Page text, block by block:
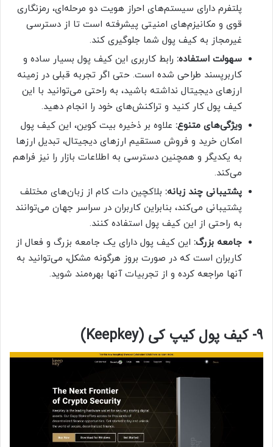
پلتفرم دارای سیستم‌های احراز هویت دو مرحله‌ای، رمزنگاری
قوی و مکانیزم‌های امنیتی پیشرفته است تا از دسترسی
غیرمجاز به کیف پول شما جلوگیری کند.
سهولت استفاده: رابط کاربری این کیف پول بسیار ساده و
کاربرپسند طراحی شده است. حتی اگر تجربه قبلی در زمینه
ارزهای دیجیتال نداشته باشید، به راحتی می‌توانید با این
کیف پول کار کنید و تراکنش‌های خود را انجام دهید.
ویژگی‌های متنوع: علاوه بر ذخیره بیت کوین، این کیف پول
امکان خرید و فروش مستقیم ارزهای دیجیتال، تبدیل ارزها
به یکدیگر و همچنین دسترسی به اطلاعات بازار را نیز فراهم
می‌کند.
پشتیبانی چند زبانه: بلاکچین دات کام از زبان‌های مختلف
پشتیبانی می‌کند، بنابراین کاربران در سراسر جهان می‌توانند
به راحتی از این کیف پول استفاده کنند.
جامعه بزرگ: این کیف پول دارای یک جامعه بزرگ و فعال از
کاربران است که در صورت بروز هرگونه مشکل، می‌توانید به
آنها مراجعه کرده و از تجربیات آنها بهره‌مند شوید.
9- کیف پول کیپ کی (Keepkey)